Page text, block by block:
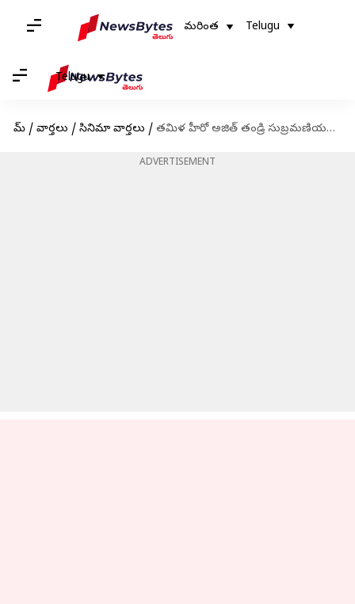
మరింత Telugu
Telugu
హోమ్ / వార్తలు / సినిమా వార్తలు / తమిళ హీరో అజిత్ తండ్రి సుబ్రమణియన్ కన్నుమూత
ADVERTISEMENT